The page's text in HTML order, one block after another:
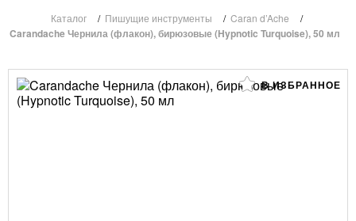
Каталог / Пишущие инструменты / Caran d’Ache /
Carandache Чернила (флакон), бирюзовые (Hypnotic Turquoise), 50 мл
В ИЗБРАННОЕ